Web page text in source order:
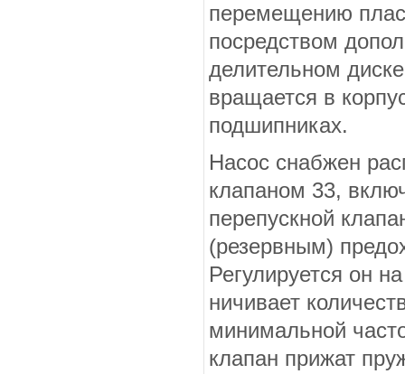
перемещению
посредством
делительном
вращается в
подшипниках.
Насос снабжен
клапаном 33,
перепускной
(резервным)
Регулируется он
ничивает
минимальной
клапан прижат